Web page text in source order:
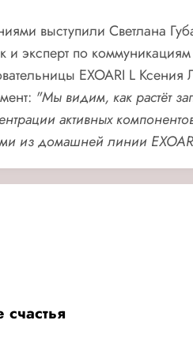
выступили Светлана
и эксперт по
EXOARI L
"Мы видим, как растёт
активных
из домашней линии